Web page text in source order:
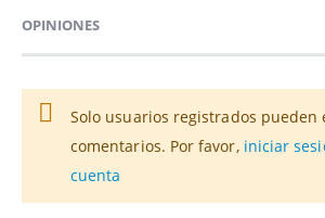
OPINIONES
Solo usuarios registrados pueden
comentarios. Por favor, iniciar
cuenta